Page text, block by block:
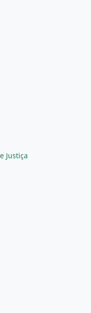
Justiça